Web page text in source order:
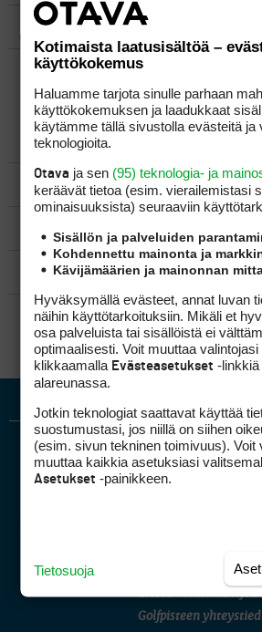
OHJEET
UUSIMMAT VIESTIKETJUT
YLEISTÄ
VÄLINEET
MATKAILU
KILPAGOLF & HARJOITTELU
SÄÄNNÖT
Mediahinnasto
Golfpisteen
Kotimaista laatusisältöä –
käyttökokemus
Haluamme tarjota sinulle parhaan
käyttökokemuksen ja laadukkaat
käytämme tällä sivustolla evästeitä ja
teknologioita.
Otava ja sen (95) teknologia- ja
keräävät tietoa (esim. vierailemis­tasi
ominaisuuk­sista) seuraaviin
Sisällön ja palveluiden
Kohdennettu mainonta ja
Kävijämäärien ja mainonnan
Hyväksymällä evästeet, annat luvan
näihin käyttötarkoituksiin. Mikäli et
osa palveluista tai sisällöistä ei
optimaalisesti. Voit muuttaa
klikkaamalla Evästeasetukset -
alareunassa.
Jotkin teknologiat saattavat käyttää
suostumustasi, jos niillä on siihen
(esim. sivun tekninen toimivuus). Voit
muuttaa kaikkia asetuksiasi
Asetukset -painikkeen.
Tietosuoja